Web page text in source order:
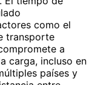
como el
transporte
a
carga, incluso en
países y